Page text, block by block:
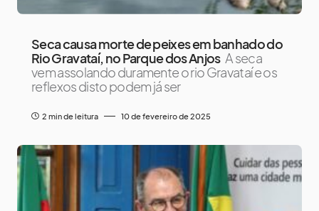
Seca causa morte de peixes em banhado do
Rio Gravataí, no Parque dos Anjos A seca
vem assolando duramente o rio Gravataí e os
reflexos disto podem já ser
2 min de leitura 10 de fevereiro de 2025